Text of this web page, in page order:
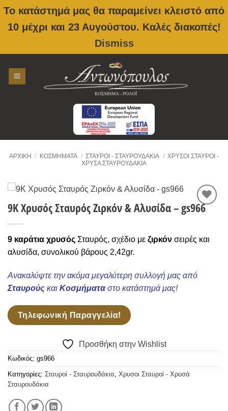
Το κατάστημά μας θα παραμείνει κλειστό από
10 μέχρι και 23 Αυγούστου. Καλές διακοπές!
Dismiss
content
ΑΡΧΙΚΉ / ΚΟΣΜΉΜΑΤΑ / ΣΤΑΥΡΟΊ - ΣΤΑΥΡΟΥΔΆΚΙΑ / ΧΡΥΣΟΙ ΣΤΑΥΡΟΊ -
ΧΡΥΣΆ ΣΤΑΥΡΟΥΔΆΚΙΑ
Προσθήκη
9Κ Χρυσός Σταυρός Ζιρκόν & Αλυσίδα – gs966
9 καράτια χρυσός Σταυρός, σχέδιο με ζιρκόν σειρές και
αλυσίδα, συνολικού βάρους 2,42gr.
Ανακαλύψτε την ακόμα μεγαλύτερη συλλογή μας από
Σταυρούς και Κοσμήματαστο κατάστημά μας!
Τηλεφωνική Παραγγελία!
Προσθήκη στην Wishlist
Κωδικός: gs966
Κατηγορίες: Σταυροί - Σταυρουδάκια, Χρυσοι Σταυροί - Χρυσά
Σταυρουδάκια